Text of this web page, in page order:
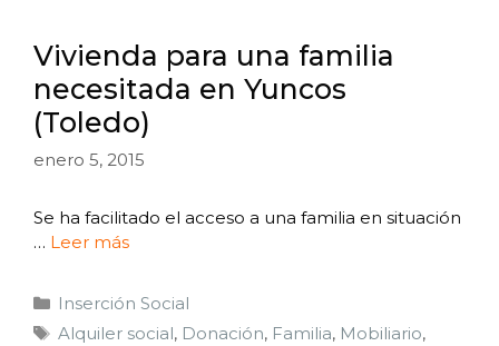
Vivienda para una familia
necesitada en Yuncos
(Toledo)
enero 5, 2015
Se ha facilitado el acceso a una familia en situación
… Leer más
Inserción Social
Alquiler social, Donación, Familia, Mobiliario,